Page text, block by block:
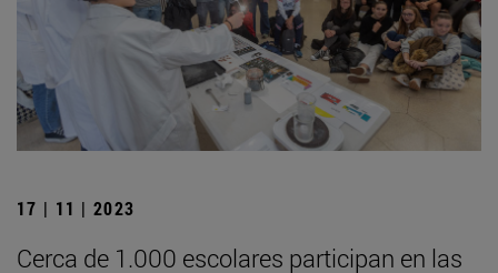
17 | 11 | 2023
Cerca de 1.000 escolares participan en las